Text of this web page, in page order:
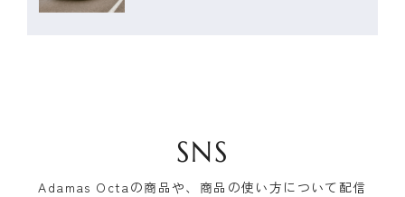
SNS
Adamas Octaの商品や、商品の使い方について配信